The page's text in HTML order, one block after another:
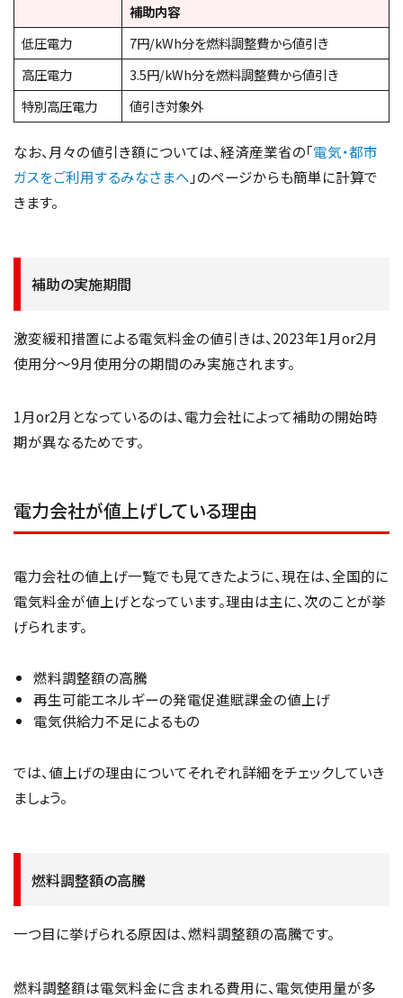
補助内容
低圧電力
7円/kWh分を燃料調整費から値引き
高圧電力
3.5円/kWh分を燃料調整費から値引き
特別高圧電力
値引き対象外
なお、月々の値引き額については、経済産業省の「電気・都市
ガスをご利用するみなさまへ 」のページからも簡単に計算で
きます。
補助の実施期間
激変緩和措置による電気料金の値引きは、2023年1月or2月
使用分～9月使用分の期間のみ実施されます。
1月or2月となっているのは、電力会社によって補助の開始時
期が異なるためです。
電力会社が値上げしている理由
電力会社の値上げ一覧でも見てきたように、現在は、全国的に
電気料金が値上げとなっています。理由は主に、次のことが挙
げられます。
燃料調整額の高騰
再生可能エネルギーの発電促進賦課金の値上げ
電気供給力不足によるもの
では、値上げの理由についてそれぞれ詳細をチェックしていき
ましょう。
燃料調整額の高騰
一つ目に挙げられる原因は、燃料調整額の高騰です。
燃料調整額は電気料金に含まれる費用に、電気使用量が多